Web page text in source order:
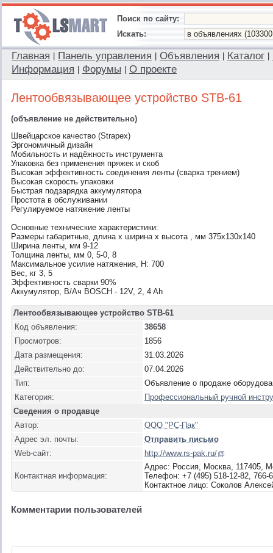
Поиск по сайту:
Искать:
Главная Панель управления Объявления Каталог
Информация
Форумы О проекте
Лентообвязывающее устройство STB-61
(объявление не действительно)
Швейцарское качество (Strapex)
Эргономичный дизайн
Мобильность и надёжность инструмента
Упаковка без применения пряжек и скоб
Высокая эффективность соединения ленты (сварка трением)
Высокая скорость упаковки
Быстрая подзарядка аккумулятора
Простота в обслуживании
Регулируемое натяжение ленты
Основные технические характеристики:
Размеры габаритные, длина х ширина х высота , мм 375x130x140
Ширина ленты, мм 9-12
Толщина ленты, мм 0, 5-0, 8
Максимальное усилие натяжения, Н: 700
Вес, кг 3, 5
Эффективность сварки 90%
Аккумулятор, В/Ач BOSCH - 12V, 2, 4 Ah
Лентообвязывающее устройство STB-61
Код объявления:
38658
Просмотров:
1856
Дата размещения:
31.03.2026
Действительно до:
07.04.2026
Тип:
Объявление о продаже
Категория:
Профессиональный ручной
Сведения о продавце
Автор:
ООО "РС-Пак"
Адрес эл. почты:
Отправить письмо
Web-сайт:
http://www.rs-pak.ru/
Контактная информация:
Адрес: Россия, Москва, 117405,
Телефон: +7 (495) 518-12-82, 766-
Контактное лицо: Соколов
Комментарии пользователей